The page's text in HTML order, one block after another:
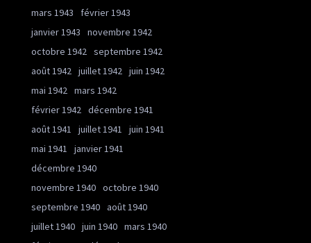
mars 1943
février 1943
janvier 1943
novembre 1942
octobre 1942 septembre 1942
août 1942 juillet 1942 juin 1942
mai 1942 mars 1942
février 1942 décembre 1941
août 1941
juillet 1941
juin 1941
mai 1941
janvier 1941
décembre 1940
novembre 1940 octobre 1940
septembre 1940 août 1940
juillet 1940 juin 1940 mars 1940